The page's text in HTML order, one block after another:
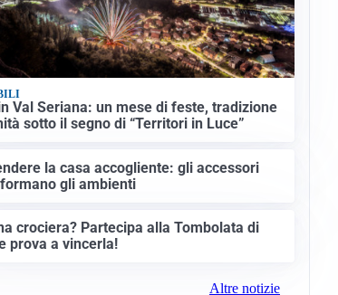
Val Seriana: un mese di feste, tradizione
sotto il segno di “Territori in Luce”
la casa accogliente: gli accessori
gli ambienti
crociera? Partecipa alla Tombolata di
prova a vincerla!
Altre notizie